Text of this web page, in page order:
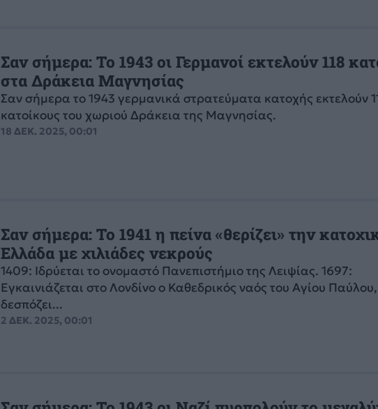
Σαν σήμερα: Το 1943 οι Γερμανοί εκτελούν 118
στα Δράκεια Μαγνησίας
Σαν σήμερα το 1943 γερμανικά στρατεύματα κατοχής εκτελούν
κατοίκους του χωριού Δράκεια της Μαγνησίας.
18 ΔΕΚ. 2025, 00:01
Σαν σήμερα: Το 1941 η πείνα «θερίζει» την
Ελλάδα με χιλιάδες νεκρούς
1409: Ιδρύεται το ονομαστό Πανεπιστήμιο της Λειψίας. 1697:
Εγκαινιάζεται στο Λονδίνο ο Καθεδρικός ναός του Αγίου
δεσπόζει...
2 ΔΕΚ. 2025, 00:01